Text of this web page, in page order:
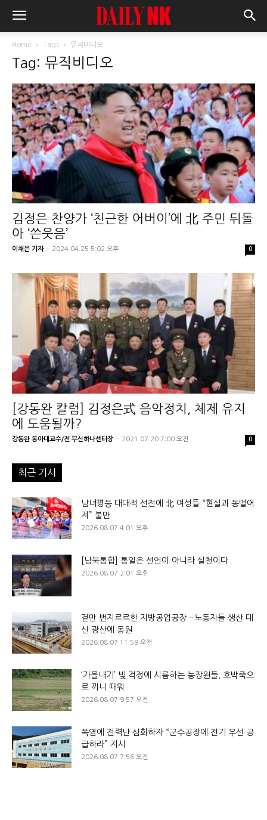
Home Tags 뮤직비디오
Tag: 뮤직비디오
김정은 찬양가 ‘친근한 어버이’에 北 주민 뒤돌
아 ‘쓴웃음’
이채은 기자 - 2024.04.25 5:02 오후 0
[강동완 칼럼] 김정은式 음악정치, 체제 유지
에 도움될까?
강동완 동아대교수/전 부산하나센터장 - 2021.07.20 7:00 오전 0
최근 기사
남녀평등 대대적 선전에 北 여성들 “현실과 동떨어
져” 불만
2026.08.07 4:01 오후
[남북통합] 통일은 선언이 아니라 실천이다
2026.08.07 2:01 오후
겉만 번지르르한 지방공업공장…노동자들 생산 대
신 광산에 동원
2026.08.07 11:59 오전
‘가을내기’ 빚 걱정에 시름하는 농장원들, 호박죽으
로 끼니 때워
2026.08.07 9:57 오전
폭염에 전력난 심화하자 “군수공장에 전기 우선 공
급하라” 지시
2026.08.07 7:56 오전